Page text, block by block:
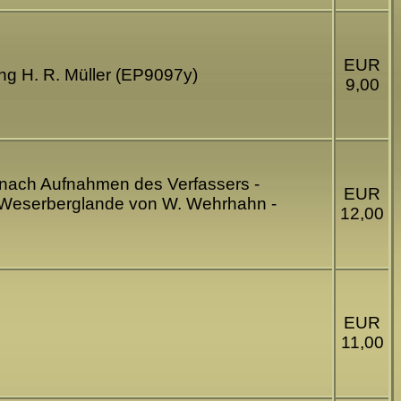
H. R. Müller (EP9097y)
EUR
9,00
Aufnahmen des Verfassers -
von W. Wehrhahn -
EUR
12,00
EUR
11,00